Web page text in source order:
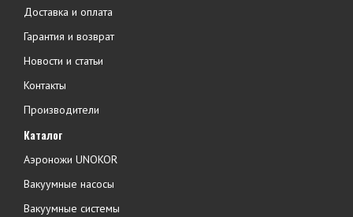
Доставка и оплата
Гарантия и возврат
Новости и статьи
Контакты
Производители
Каталог
Аэроножи UNOKOR
Вакуумные насосы
Вакуумные системы